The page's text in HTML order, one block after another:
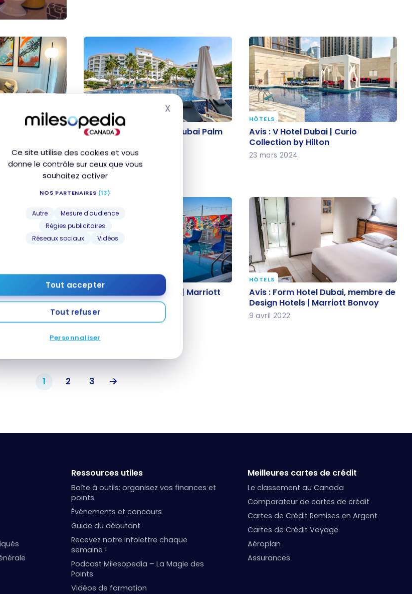
Ce site utilise des cookies et vous
donne le contrôle sur ceux que vous
souhaitez activer
NOS PARTENAIRES (13)
Autre
Mesure d'audience
Régies publicitaires
Réseaux sociaux
Vidéos
Tout accepter
Tout refuser
Personnaliser
XMasquer le bandeau des cookies
Sheikh Zayed
Bonvoy
Zayed
Bonvoy
Avis : Waldorf Astoria Dubai Palm
HÔTELS
Avis : Waldorf Astoria Dubai Palm
11 avril 2024
Avis : V Hotel Dubai | Curio
Collection by Hilton
HÔTELS
Avis : V Hotel Dubai | Curio
Collection by Hilton
23 mars 2024
Palm
Bonvoy
Bonvoy
Avis : Aloft Dubai South | Marriott
Bonvoy
Avis : Aloft Dubai South | Marriott
Bonvoy
24 janvier 2023
Avis : Form Hotel Dubai, membre
de Design Hotels | Marriott Bonvoy
HÔTELS
Avis : Form Hotel Dubai, membre de
Design Hotels | Marriott Bonvoy
9 avril 2022
1 2 3
Ressources utiles
Boîte à outils: organisez vos finances et
points
Événements et concours
Guide du débutant
Recevez notre infolettre chaque
semaine !
Podcast Milesopedia – La Magie des
Points
Vidéos de formation
Meilleures cartes de crédit
Le classement au Canada
Comparateur de cartes de crédit
Cartes de Crédit Remises en Argent
Cartes de Crédit Voyage
Aéroplan
Assurances